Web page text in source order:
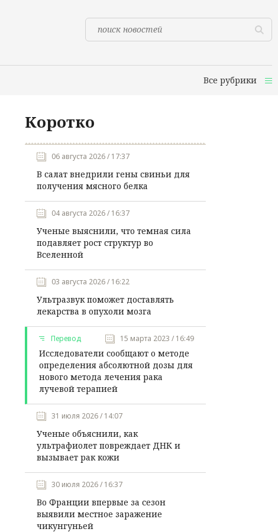
Все рубрики
Коротко
06 августа 2026 / 17:37
В салат внедрили гены свиньи для
получения мясного белка
04 августа 2026 / 16:37
Ученые выяснили, что темная сила
подавляет рост структур во
Вселенной
03 августа 2026 / 16:22
Ультразвук поможет доставлять
лекарства в опухоли мозга
Перевод 15 марта 2023 / 16:49
Исследователи сообщают о методе
определения абсолютной дозы для
нового метода лечения рака
лучевой терапией
31 июля 2026 / 14:07
Ученые объяснили, как
ультрафиолет повреждает ДНК и
вызывает рак кожи
30 июля 2026 / 16:37
Во Франции впервые за сезон
выявили местное заражение
чикунгуньей